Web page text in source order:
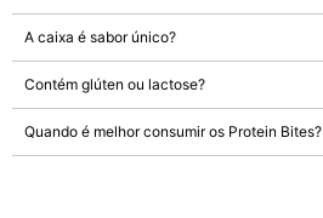
A caixa é sabor único?
Contém glúten ou lactose?
Quando é melhor consumir os Protein Bites?